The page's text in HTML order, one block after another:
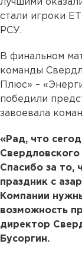
лучшими
стали игроки
РСУ.
В финальном
команды
Плюс» –
победили
завоевала
«Рад, что
Спасибо за то,
праздник с
Компании
возможность
директор
Бусоргин.